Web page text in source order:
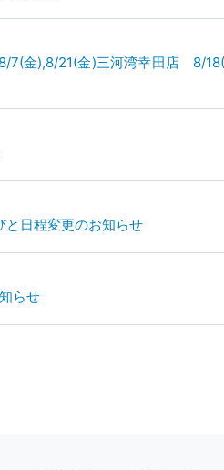
7(金),8/21(金)三河湾幸田店 8/
と日程変更のお知らせ
らせ